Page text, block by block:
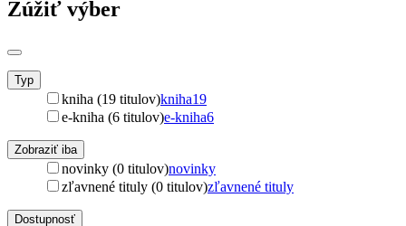
Zúžiť výber
Typ
kniha (19 titulov)kniha19
e-kniha (6 titulov)e-kniha6
Zobraziť iba
novinky (0 titulov)novinky
zľavnené tituly (0 titulov)zľavnené tituly
Dostupnosť